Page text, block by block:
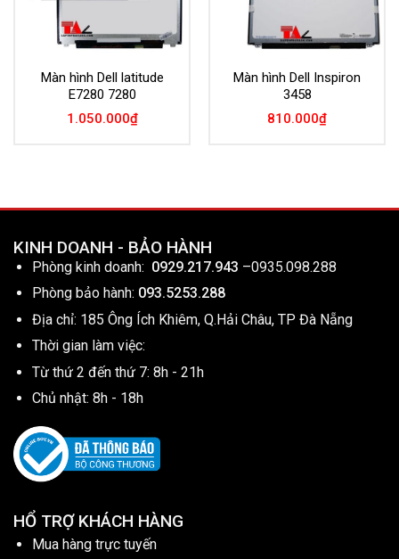
Màn hình Dell latitude
E7280 7280
1.050.000₫
Màn hình Dell Inspiron
3458
810.000₫
KINH DOANH - BẢO HÀNH
Phòng kinh doanh: 0929.217.943 –0935.098.288
Phòng bảo hành: 093.5253.288
Địa chỉ: 185 Ông Ích Khiêm, Q.Hải Châu, TP Đà Nẵng
Thời gian làm việc:
Từ thứ 2 đến thứ 7: 8h - 21h
Chủ nhật: 8h - 18h
HỔ TRỢ KHÁCH HÀNG
Mua hàng trực tuyến